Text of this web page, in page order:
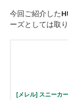
今回ご紹介した
ーズとしては取
[メレル] スニーカ